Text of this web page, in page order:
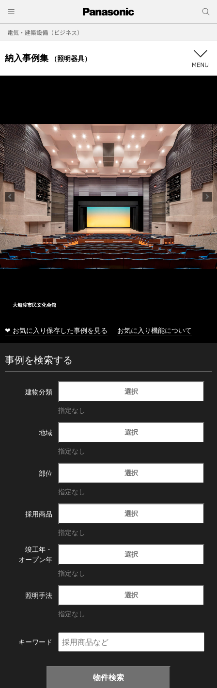
電気・建築設備（ビジネス）
納入事例集 （照明器具）
大船渡市民文化会館
❤ お気に入り保存した事例を見る お気に入り機能について
事例を検索する
建物分類 選択
指定なし
地域 選択
指定なし
部位 選択
指定なし
採用商品 選択
指定なし
竣工年・
オープン年
選択
指定なし
照明手法 選択
指定なし
キーワード
物件検索